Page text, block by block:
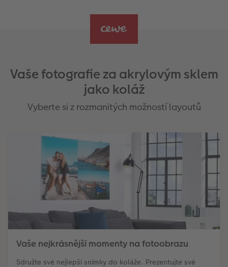
Vaše fotografie za akrylovým sklem
jako koláž
Vyberte si z rozmanitých možností layoutů
Vaše nejkrásnější momenty na fotoobrazu
Sdružte své nejlepší snímky do koláže. Prezentujte své